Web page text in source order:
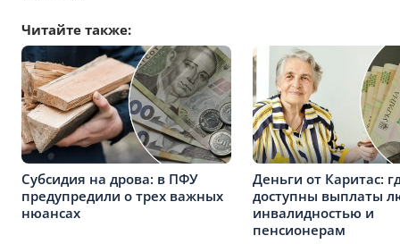
Читайте также:
Субсидия на дрова: в ПФУ
предупредили о трех важных
нюансах
Деньги от Каритас:
доступны выплаты
инвалидностью и
пенсионерам